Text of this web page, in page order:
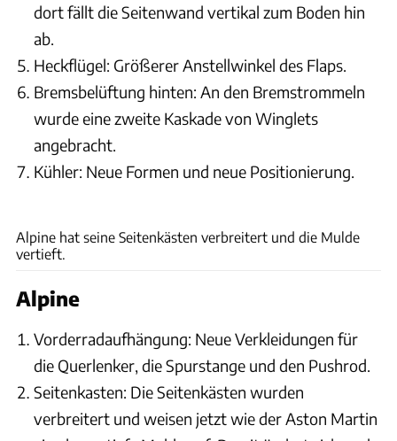
dort fällt die Seitenwand vertikal zum Boden hin
ab.
Heckflügel: Größerer Anstellwinkel des Flaps.
Bremsbelüftung hinten: An den Bremstrommeln
wurde eine zweite Kaskade von Winglets
angebracht.
Kühler: Neue Formen und neue Positionierung.
Alpine hat seine Seitenkästen verbreitert und die Mulde
vertieft.
Alpine
Vorderradaufhängung: Neue Verkleidungen für
die Querlenker, die Spurstange und den Pushrod.
Seitenkasten: Die Seitenkästen wurden
verbreitert und weisen jetzt wie der Aston Martin